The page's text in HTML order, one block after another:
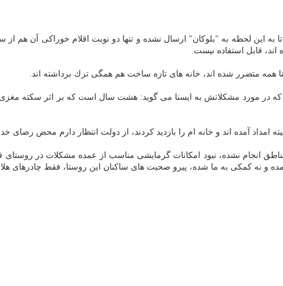
تا به این لحظه به "بلوكان" ارسال نشده و تنها دو نوبت اقلام خوراكی آن
اند، قابل استفاده نیست.
در مورد مشكلاتش به ایسنا می گوید: هشت سال است كه بر اثر سكته مغزی
آمده اند و خانه ام را بازدید كردند، از دولت انتظار دارم محض رضای
انجام نشده، نبود امكانات گرمایشی مناسب از عمده مشكلات در
و نه كمكی به ما شده، پیرو صحبت های ساكنان این روستا، فقط چادرهای